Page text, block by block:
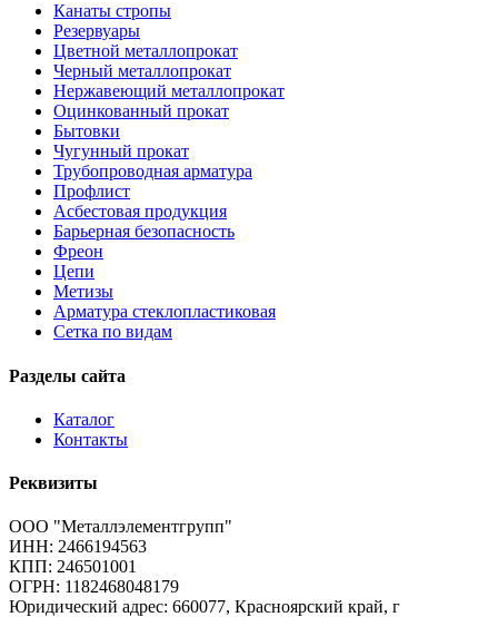
Канаты стропы
Резервуары
Цветной металлопрокат
Черный металлопрокат
Нержавеющий металлопрокат
Оцинкованный прокат
Бытовки
Чугунный прокат
Трубопроводная арматура
Профлист
Асбестовая продукция
Барьерная безопасность
Фреон
Цепи
Метизы
Арматура стеклопластиковая
Сетка по видам
Разделы сайта
Каталог
Контакты
Реквизиты
ООО "Металлэлементгрупп"
ИНН: 2466194563
КПП: 246501001
ОГРН: 1182468048179
Юридический адрес: 660077, Красноярский край, г